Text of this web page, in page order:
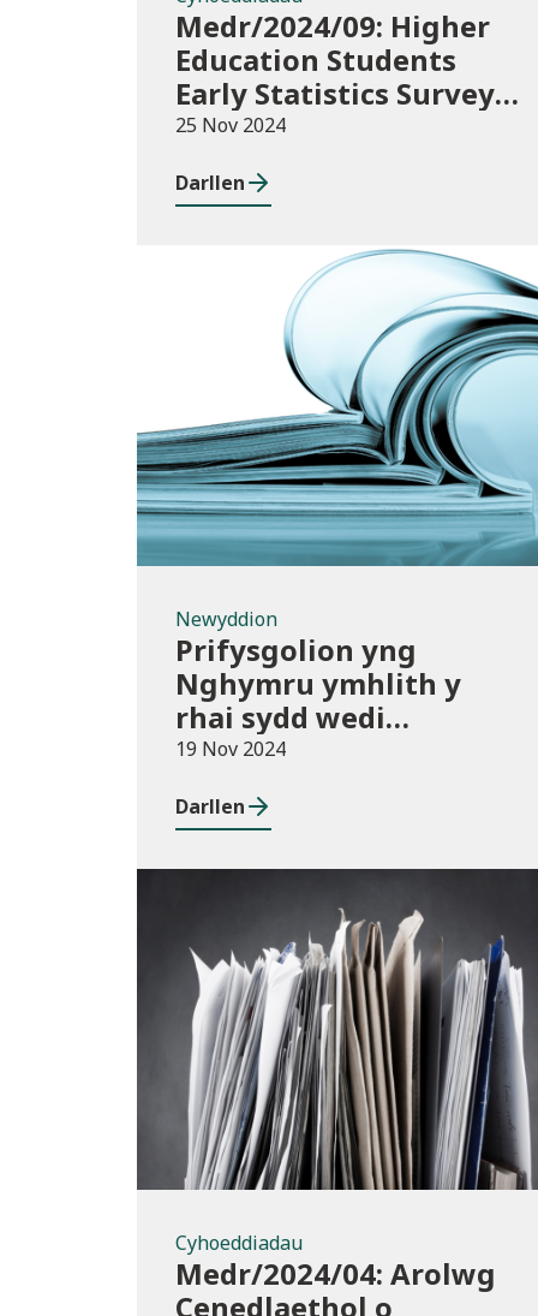
Medr/2024/09: Higher
Education Students
Early Statistics Survey
2024/25
25 Nov 2024
Darllen
Newyddion
Newyddion
Prifysgolion yng
Nghymru ymhlith y
rhai sydd wedi
mabwysiadu’r polisïau
deillio
19 Nov 2024
Darllen
Cyhoeddiadau
Cyhoeddiadau
Medr/2024/04: Arolwg
Cenedlaethol o